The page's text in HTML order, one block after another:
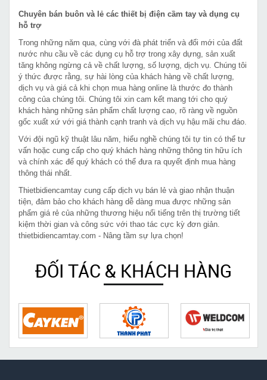
Chuyên bán buôn và lẻ các thiết bị điện cầm tay và dụng cụ
hỗ trợ
Trong những năm qua, cùng với đà phát triển và đổi mới của đất
nước nhu cầu về các dụng cụ hỗ trợ trong xây dựng, sản xuất
tăng không ngừng cả về chất lượng, số lượng, dịch vụ. Chúng tôi
ý thức được rằng, sự hài lòng của khách hàng về chất lượng,
dịch vụ và giá cả khi chọn mua hàng online là thước đo thành
công của chúng tôi. Chúng tôi xin cam kết mang tới cho quý
khách hàng những sản phẩm chất lượng cao, rõ ràng về nguồn
gốc xuất xứ với giá thành cạnh tranh và dịch vụ hậu mãi chu đáo.
Với đội ngũ kỹ thuật lâu năm, hiểu nghề chúng tôi tự tin có thể tư
vấn hoặc cung cấp cho quý khách hàng những thông tin hữu ích
và chính xác để quý khách có thể đưa ra quyết định mua hàng
thông thái nhất.
Thietbidiencamtay cung cấp dịch vụ bán lẻ và giao nhận thuận
tiện, đảm bảo cho khách hàng dễ dàng mua được những sản
phẩm giá rẻ của những thương hiệu nổi tiếng trên thị trường tiết
kiệm thời gian và công sức với thao tác cực kỳ đơn giản.
thietbidiencamtay.com - Nâng tầm sự lựa chọn!
ĐỐI TÁC & KHÁCH HÀNG